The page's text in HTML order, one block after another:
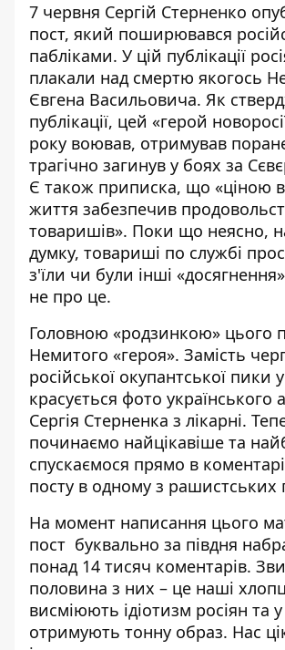
7 червня Сергій Стерненко
пост, який поширювався
пабліками. У цій публікації
плакали над смертю якогось
Євгена Васильовича. Як
публікації, цей «герой
року воював, отримував
трагічно загинув у боях за
Є також приписка, що «ціною
життя забезпечив
товаришів». Поки що неясно,
думку, товариші по службі
з'їли чи були інші
не про це.
Головною «родзинкою» цього
Немитого «героя». Замість
російської окупантської пики
красується фото українського
Сергія Стерненка з лікарні.
починаємо найцікавіше та
спускаємося прямо в
посту в одному з рашистських
На момент написання цього
пост буквально за півдня
понад 14 тисяч коментарів.
половина з них – це наші
висміюють ідіотизм росіян та у
отримують тонну образ. Нас